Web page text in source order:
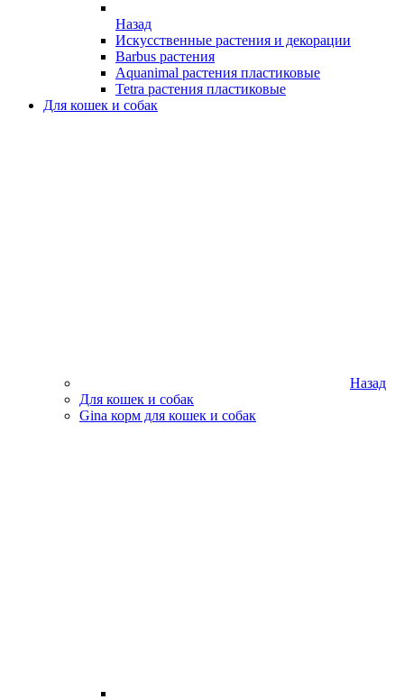
Назад
Искусственные растения и декорации
Barbus растения
Aquanimal растения пластиковые
Tetra растения пластиковые
Для кошек и собак
Назад
Для кошек и собак
Gina корм для кошек и собак